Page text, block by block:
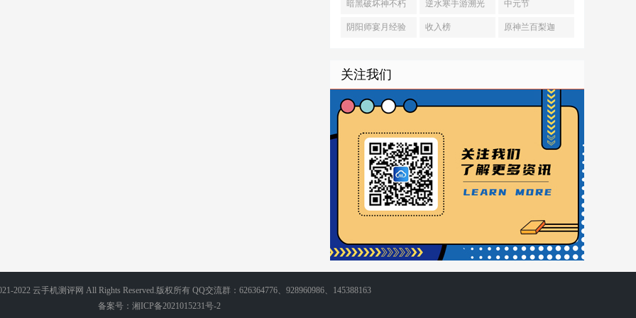
暗黑破坏神不朽
藏宝阁在哪里
逆水寒手游溯光
羽衣怎么获得
中元节
阴阳师宴月经验 收入榜 原神兰百梨迦
关注我们
2022 云手机测评网 All Rights Reserved.版权所有 QQ交流群：626364776、928960986、145388163
备案号： 湘ICP备2021015231号-2